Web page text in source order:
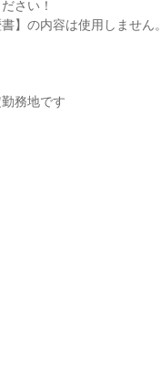
さい！
】の内容は使用しません。
務地です